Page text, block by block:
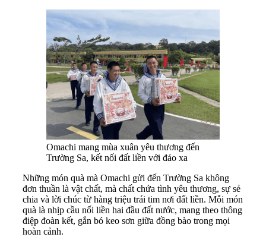
Omachi mang mùa xuân yêu thương đến
Trường Sa, kết nối đất liền với đảo xa
Những món quà mà Omachi gửi đến Trường Sa không
đơn thuần là vật chất, mà chất chứa tình yêu thương, sự sẻ
chia và lời chúc từ hàng triệu trái tim nơi đất liền. Mỗi món
quà là nhịp cầu nối liền hai đầu đất nước, mang theo thông
điệp đoàn kết, gắn bó keo sơn giữa đồng bào trong mọi
hoàn cảnh.